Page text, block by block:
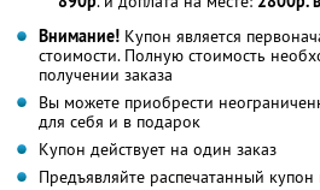
Внимание! Купон является
стоимости. Полную стоимость
получении заказа
Вы можете приобрести
для себя и в подарок
Купон действует на один заказ
Предъявляйте распечатанный